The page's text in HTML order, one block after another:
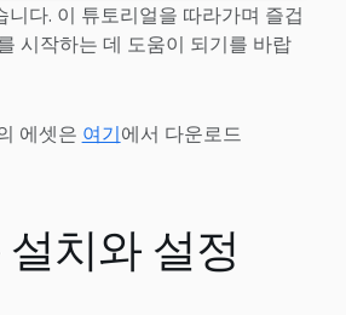
니다. 이 튜토리얼을 따라가며 즐겁
시작하는 데 도움이 되기를 바랍
에셋은 여기에서 다운로드
설치와 설정